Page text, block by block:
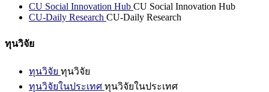
CU Social Innovation Hub CU Social Innovation Hub
CU-Daily Research CU-Daily Research
ทุนวิจัย
ทุนวิจัย ทุนวิจัย
ทุนวิจัยในประเทศ ทุนวิจัยในประเทศ